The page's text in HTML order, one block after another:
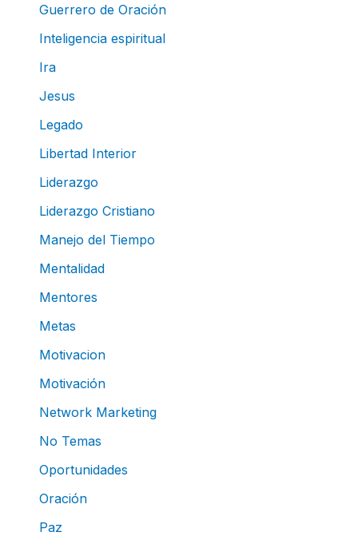
Guerrero de Oración
Inteligencia espiritual
Ira
Jesus
Legado
Libertad Interior
Liderazgo
Liderazgo Cristiano
Manejo del Tiempo
Mentalidad
Mentores
Metas
Motivacion
Motivación
Network Marketing
No Temas
Oportunidades
Oración
Paz